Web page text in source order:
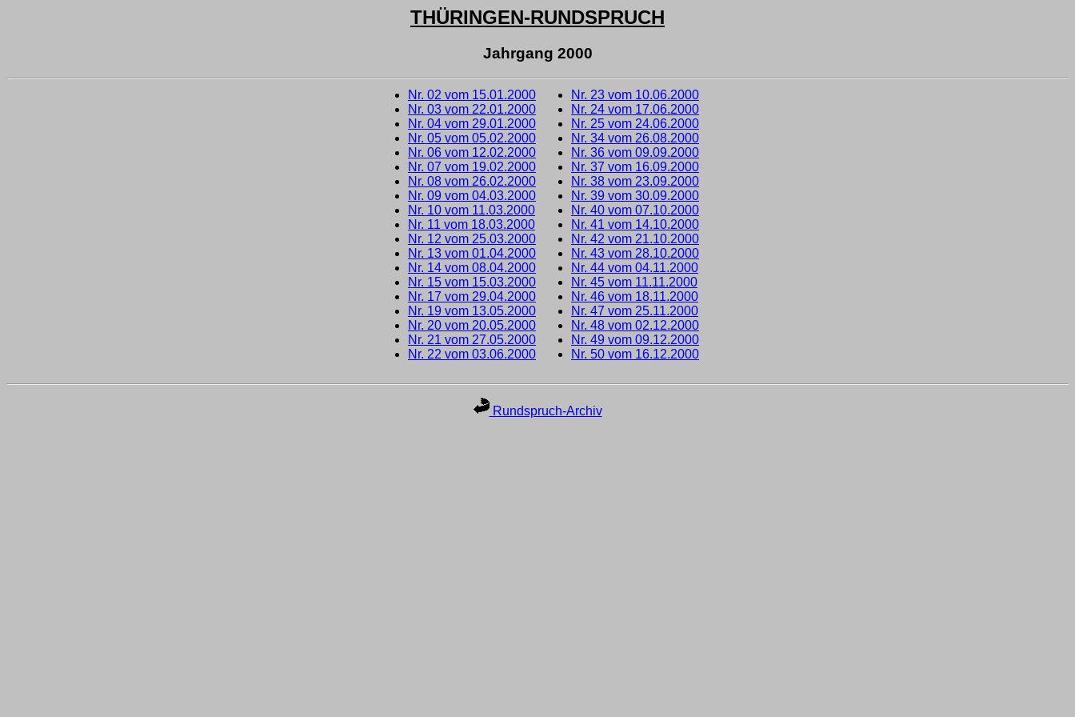
THÜRINGEN-RUNDSPRUCH
Jahrgang 2000
Nr. 02 vom 15.01.2000
Nr. 03 vom 22.01.2000
Nr. 04 vom 29.01.2000
Nr. 05 vom 05.02.2000
Nr. 06 vom 12.02.2000
Nr. 07 vom 19.02.2000
Nr. 08 vom 26.02.2000
Nr. 09 vom 04.03.2000
Nr. 10 vom 11.03.2000
Nr. 11 vom 18.03.2000
Nr. 12 vom 25.03.2000
Nr. 13 vom 01.04.2000
Nr. 14 vom 08.04.2000
Nr. 15 vom 15.03.2000
Nr. 17 vom 29.04.2000
Nr. 19 vom 13.05.2000
Nr. 20 vom 20.05.2000
Nr. 21 vom 27.05.2000
Nr. 22 vom 03.06.2000
Nr. 23 vom 10.06.2000
Nr. 24 vom 17.06.2000
Nr. 25 vom 24.06.2000
Nr. 34 vom 26.08.2000
Nr. 36 vom 09.09.2000
Nr. 37 vom 16.09.2000
Nr. 38 vom 23.09.2000
Nr. 39 vom 30.09.2000
Nr. 40 vom 07.10.2000
Nr. 41 vom 14.10.2000
Nr. 42 vom 21.10.2000
Nr. 43 vom 28.10.2000
Nr. 44 vom 04.11.2000
Nr. 45 vom 11.11.2000
Nr. 46 vom 18.11.2000
Nr. 47 vom 25.11.2000
Nr. 48 vom 02.12.2000
Nr. 49 vom 09.12.2000
Nr. 50 vom 16.12.2000
Rundspruch-Archiv